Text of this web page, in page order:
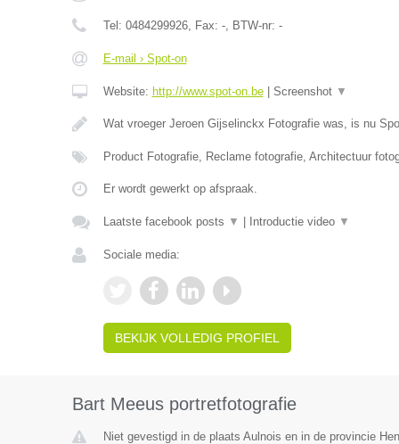
Tel: 0484299926, Fax: -, BTW-nr: -
E-mail › Spot-on
Website: http://www.spot-on.be| Screenshot ▼
Wat vroeger Jeroen Gijselinckx Fotografie was, is nu
Product Fotografie, Reclame fotografie, Architectuur
Er wordt gewerkt op afspraak.
Laatste facebook posts ▼ Introductie video ▼
Sociale media:
BEKIJK VOLLEDIG PROFIEL
Bart Meeus portretfotografie
Niet gevestigd in de plaats Aulnois en in de provincie